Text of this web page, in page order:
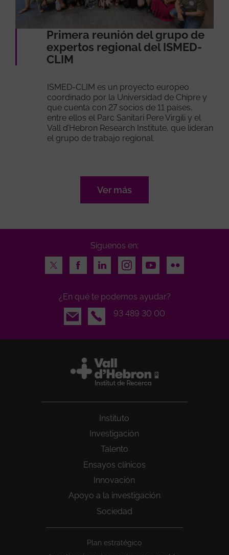
Primera reunión del grupo de
expertos regional del ISMED-
CLIM
ISMED-CLIM es un proyecto europeo
coordinado por la Universidad de Chipre y
que cuenta con 27 socios de 11 países,
entre ellos el Parc Sanitari Pere Virgili y el
Vall d’Hebron Research Institute, que lideran
el grupo de trabajo regional.
Ver más
Síguenos en:
Twitter
FacebookLinkedInInstagramYoutubeFlickr
¿En qué te podemos ayudar?
Email
93 489 30 00
Instituto
Investigación
Talento
Ensayos clínicos
Innovación
Apoyo a la investigación
Sociedad
Plan estratégico